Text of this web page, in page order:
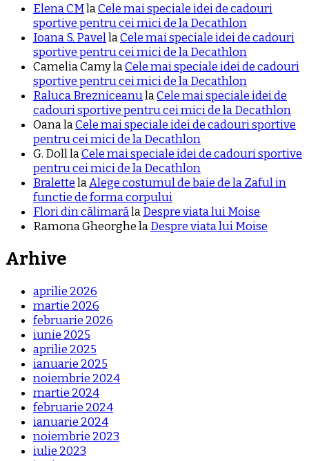
Elena CMlaCele mai speciale idei de cadouri
sportive pentru cei mici de la Decathlon
Ioana S. PavellaCele mai speciale idei de cadouri
sportive pentru cei mici de la Decathlon
Camelia CamylaCele mai speciale idei de cadouri
sportive pentru cei mici de la Decathlon
Raluca BrezniceanulaCele mai speciale idei de
cadouri sportive pentru cei mici de la Decathlon
OanalaCele mai speciale idei de cadouri sportive
pentru cei mici de la Decathlon
G. DolllaCele mai speciale idei de cadouri sportive
pentru cei mici de la Decathlon
BralettelaAlege costumul de baie de la Zaful in
functie de forma corpului
Flori din călimarălaDespre viata lui Moise
Ramona GheorghelaDespre viata lui Moise
Arhive
aprilie 2026
martie 2026
februarie 2026
iunie 2025
aprilie 2025
ianuarie 2025
noiembrie 2024
martie 2024
februarie 2024
ianuarie 2024
noiembrie 2023
iulie 2023